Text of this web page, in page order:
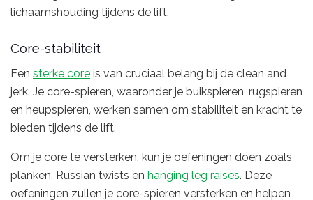
lichaamshouding tijdens de lift.
Core-stabiliteit
Een sterke core is van cruciaal belang bij de clean and
jerk. Je core-spieren, waaronder je buikspieren, rugspieren
en heupspieren, werken samen om stabiliteit en kracht te
bieden tijdens de lift.
Om je core te versterken, kun je oefeningen doen zoals
planken, Russian twists en hanging leg raises. Deze
oefeningen zullen je core-spieren versterken en helpen